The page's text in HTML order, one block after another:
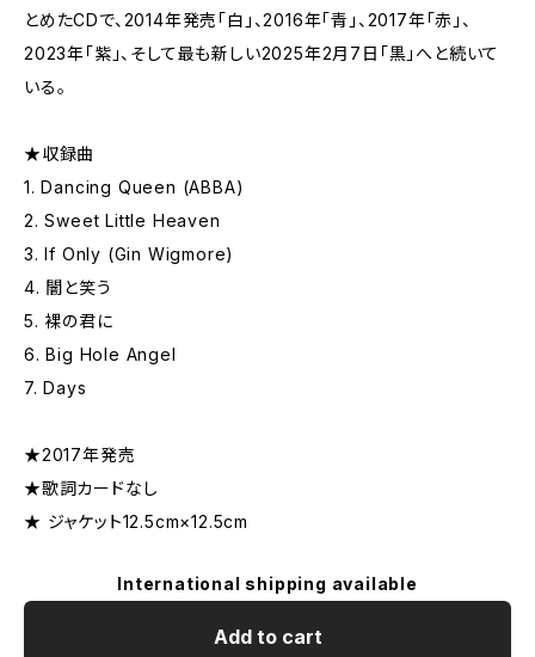
とめたCDで、2014年発売「白」、2016年「青」、2017年「赤」、
2023年「紫」、そして最も新しい2025年2月7日「黒」へと続いて
いる。
★収録曲
1. Dancing Queen (ABBA)
2. Sweet Little Heaven
3. If Only (Gin Wigmore)
4. 闇と笑う
5. 裸の君に
6. Big Hole Angel
7. Days
★2017年発売
★歌詞カードなし
★ ジャケット12.5cm×12.5cm
International shipping available
Add to cart